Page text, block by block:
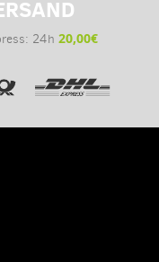
24h 20,00€